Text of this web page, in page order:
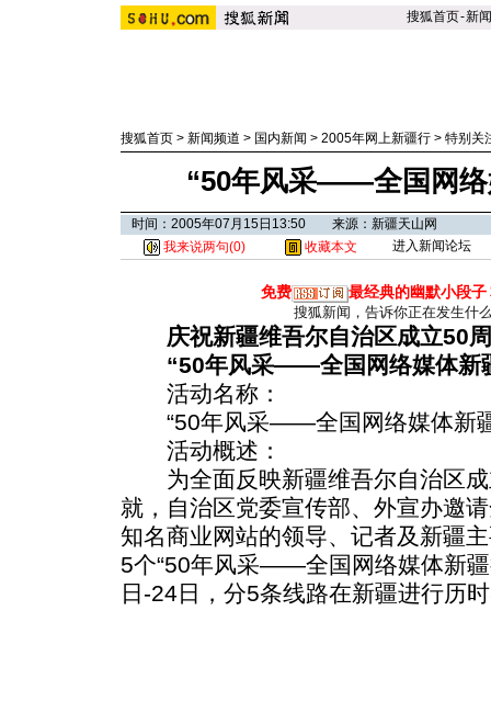
搜狐首页-新闻
搜狐首页 > 新闻频道 > 国内新闻 > 2005年网上新疆行 > 特别关
“50年风采——全国网络
时间：2005年07月15日13:50 来源：新疆天山网
我来说两句(0) 收藏本文 进入新闻论坛
免费 最经典的幽默小段子
搜狐新闻，告诉你正在发生什
庆祝新疆维吾尔自治区成立50
“50年风采——全国网络媒体新
活动名称：
“50年风采——全国网络媒体新疆
活动概述：
为全面反映新疆维吾尔自治区成
就，自治区党委宣传部、外宣办邀
知名商业网站的领导、记者及新疆
5个“50年风采——全国网络媒体新
日-24日，分5条线路在新疆进行历